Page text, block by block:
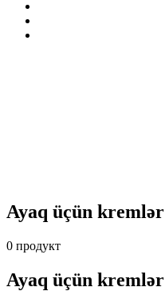
Ayaq üçün kremlər
0 продукт
Ayaq üçün kremlər